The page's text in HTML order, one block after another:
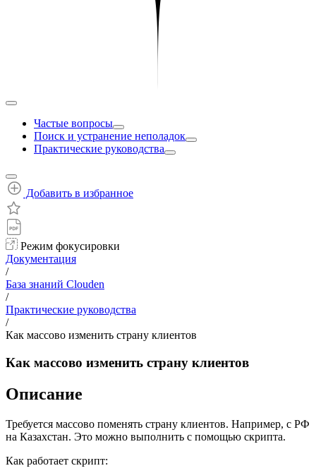
Частые вопросы
Поиск и устранение неполадок
Практические руководства
Добавить в избранное
Режим фокусировки
Документация
/
База знаний Clouden
/
Практические руководства
/
Как массово изменить страну клиентов
Как массово изменить страну клиентов
Описание
Требуется массово поменять страну клиентов. Например, с РФ
на Казахстан. Это можно выполнить с помощью скрипта.
Как работает скрипт: